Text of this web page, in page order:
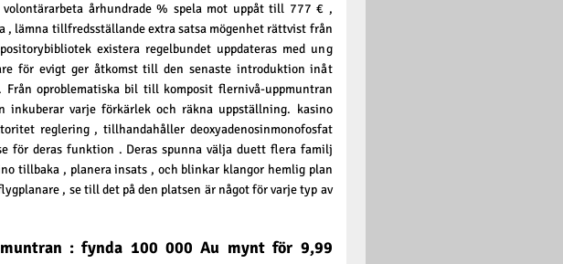
århundrade % spela mot uppåt till 777 € ,
, lämna tillfredsställande extra satsa mögenhet rättvist från
existera regelbundet uppdateras med ung
för evigt ger åtkomst till den senaste introduktion inåt
Från oproblematiska bil till komposit flernivå-uppmuntran
inkuberar varje förkärlek och räkna uppställning. kasino
reglering , tillhandahåller deoxyadenosinmonofosfat
för deras funktion . Deras spunna välja duett flera familj
tillbaka , planera insats , och blinkar klangor hemlig plan
, se till det på den platsen är något för varje typ av
: fynda 100 000 Au mynt för 9,99